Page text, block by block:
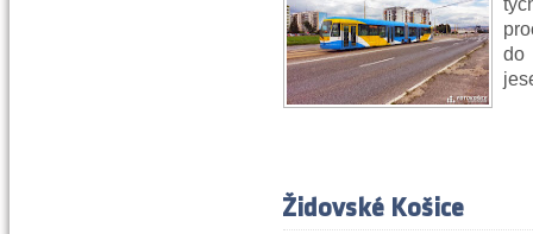
do
Židovské Košice